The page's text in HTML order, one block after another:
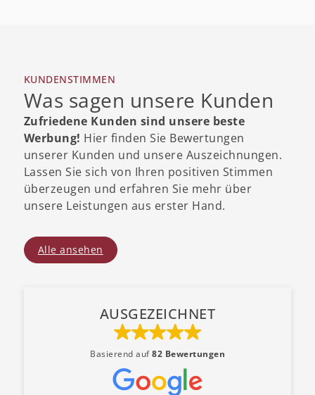
KUNDENSTIMMEN
Was sagen unsere Kunden
Zufriedene Kunden sind unsere beste
Werbung! Hier finden Sie Bewertungen
unserer Kunden und unsere Auszeichnungen.
Lassen Sie sich von Ihren positiven Stimmen
überzeugen und erfahren Sie mehr über
unsere Leistungen aus erster Hand.
Alle ansehen
AUSGEZEICHNET
Basierend auf82 Bewertungen